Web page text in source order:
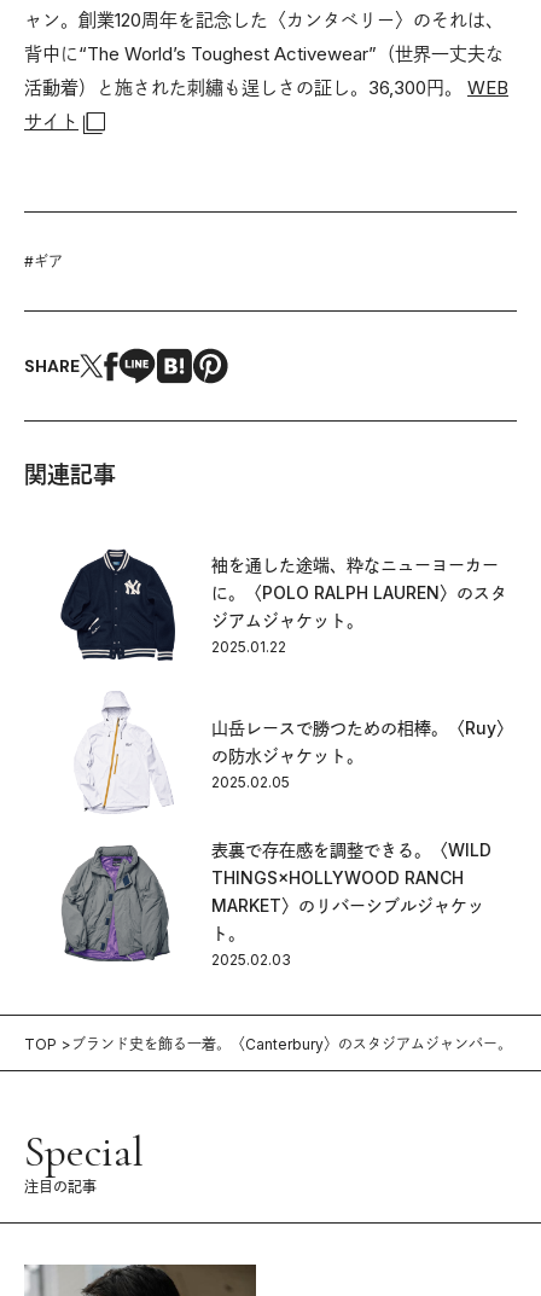
ャン。創業120周年を記念した〈カンタベリー〉のそれは、
背中に“The World’s Toughest Activewear”（世界一丈夫な
活動着）と施された刺繡も逞しさの証し。36,300円。 WEB
サイト
#ギア
SHARE
関連記事
袖を通した途端、粋なニューヨーカー
に。〈POLO RALPH LAUREN〉のスタ
ジアムジャケット。
2025.01.22
山岳レースで勝つための相棒。〈Ruy〉
の防水ジャケット。
2025.02.05
表裏で存在感を調整できる。〈WILD
THINGS×HOLLYWOOD RANCH
MARKET〉のリバーシブルジャケッ
ト。
2025.02.03
TOP ブランド史を飾る一着。〈Canterbury〉のスタジアムジャンパー。
Special
注目の記事